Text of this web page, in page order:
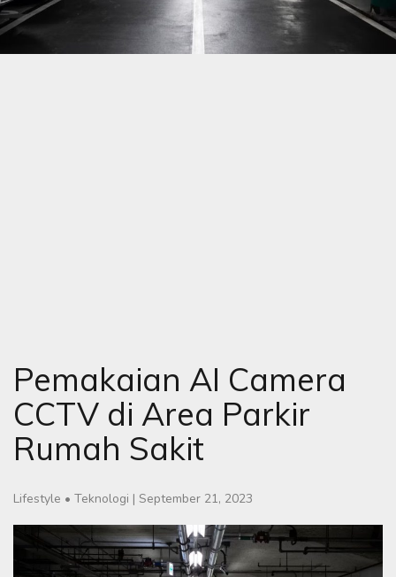
Pemakaian AI Camera
CCTV di Area Parkir
Rumah Sakit
Lifestyle • Teknologi | September 21, 2023